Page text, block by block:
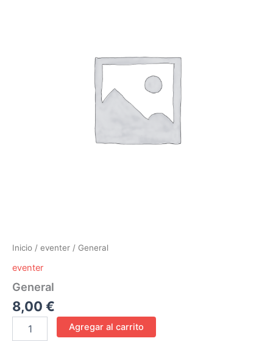
Inicio / eventer / General
eventer
General
8,00 €
Agregar al carrito